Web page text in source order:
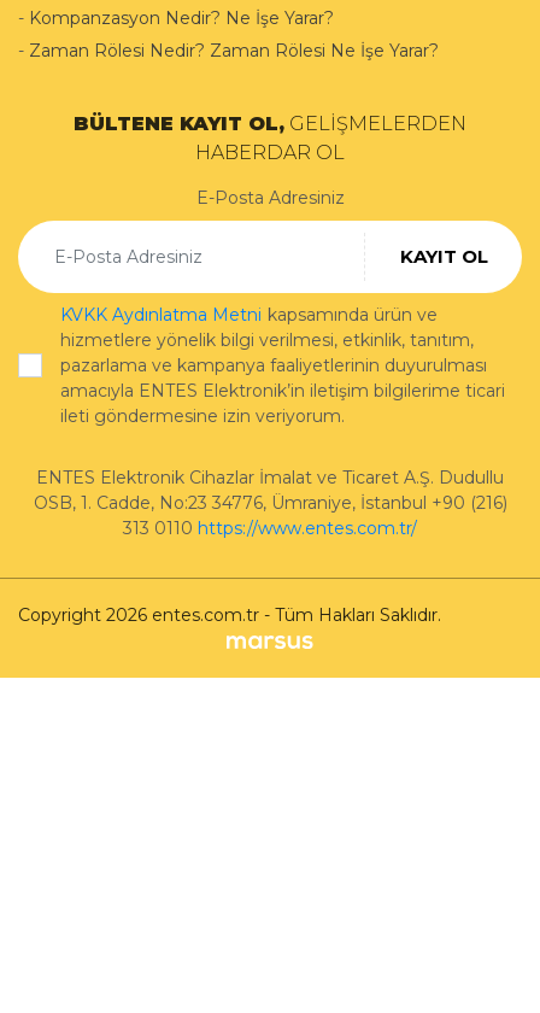
- Kompanzasyon Nedir? Ne İşe Yarar?
- Zaman Rölesi Nedir? Zaman Rölesi Ne İşe Yarar?
BÜLTENE KAYIT OL, GELİŞMELERDEN
HABERDAR OL
E-Posta Adresiniz
KAYIT OL
KVKK Aydınlatma Metni kapsamında ürün ve
hizmetlere yönelik bilgi verilmesi, etkinlik, tanıtım,
pazarlama ve kampanya faaliyetlerinin duyurulması
amacıyla ENTES Elektronik’in iletişim bilgilerime ticari
ileti göndermesine izin veriyorum.
ENTES Elektronik Cihazlar İmalat ve Ticaret A.Ş. Dudullu
OSB, 1. Cadde, No:23 34776, Ümraniye, İstanbul +90 (216)
313 0110 https://www.entes.com.tr/
Copyright 2026 entes.com.tr - Tüm Hakları Saklıdır.